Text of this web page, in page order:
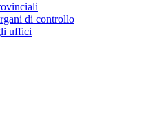
di controllo
uffici